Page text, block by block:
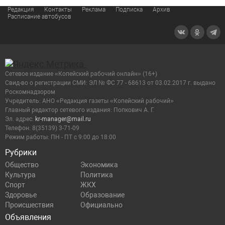
Редакция Контакты Реклама Подписка
Архив
Расписание автобусов
Рубрики
Общество
Экономика
Культура
Политика
Спорт
ЖКХ
Здоровье
Образование
Происшествия
Официально
Объявления
Сетевое издание «Копейский рабочий онлайн» (16+)
Cвид-во о регистрации СМИ: ЭЛ № ФС 77 - 68613 от 03.02.2017 г. выдано
Роскомнадзором
Учредитель: АНО «Редакция газеты «Копейский рабочий»
Главный редактор сетевого издания: Попкович А. Г.
Эл. адрес: kr-manager@mail.ru
Телефон: 8(35139) 3-71-09
Режим работы: ПН - ПТ с 9:00 до 18:00